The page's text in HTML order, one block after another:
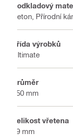
Podkladový
Beton, Přírodní
Třída výrobků
Ultimate
Průměr
150 mm
Velikost vřetena
19 mm